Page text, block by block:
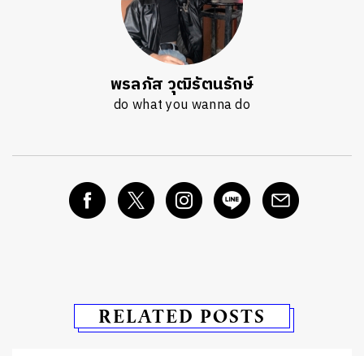
พรลภัส วุฒิรัตนรักษ์
do what you wanna do
RELATED POSTS